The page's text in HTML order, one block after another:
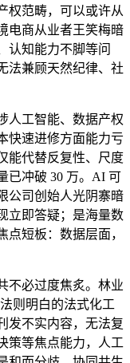
权范畴，可以或许从
电商从业者王笑梅暗
认知能力不脚等问
法兼顾天然纪律、社
工智能、数据产权
快速进修方面能力亏
能代替反复性、尺度
已冲破 30 万。AI 可
公司创始人光阴寨暗
立即答疑；是海量数
短板：数据层面，
必过度焦炙。林业
则明白的法式化工
发不实内容，无法复
策等焦点能力，人工